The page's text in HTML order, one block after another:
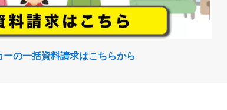
ーの一括資料請求はこちらから